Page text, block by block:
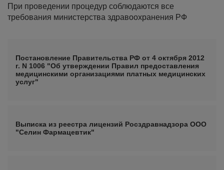
При проведении процедур соблюдаются все
требования министерства здравоохранения РФ
Постановление Правительства РФ от 4 октября 2012
г. N 1006 "Об утверждении Правил предоставления
медицинскими организациями платных медицинских
услуг"
Выписка из реестра лицензий Росздравнадзора ООО
"Селин Фармацевтик"